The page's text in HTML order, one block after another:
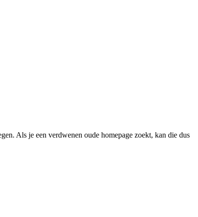
Als je een verdwenen oude homepage zoekt, kan die dus